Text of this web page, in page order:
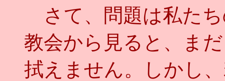
さて、問題は私た
教会から見ると、ま
拭えません。しかし